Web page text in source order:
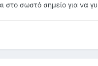
στο σωστό σημείο για να